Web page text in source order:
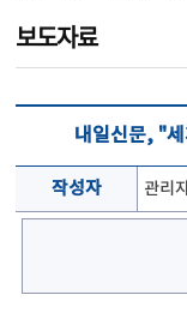
보도자료
내일신문, "
작성자 관리